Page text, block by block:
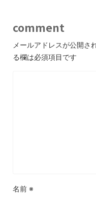
comment
メールアドレスが公開さ
る欄は必須項目です
名前 ※